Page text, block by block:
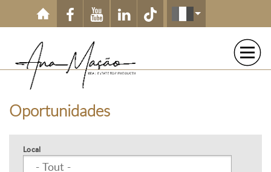
Aller au contenu principal
Oportunidades
Local